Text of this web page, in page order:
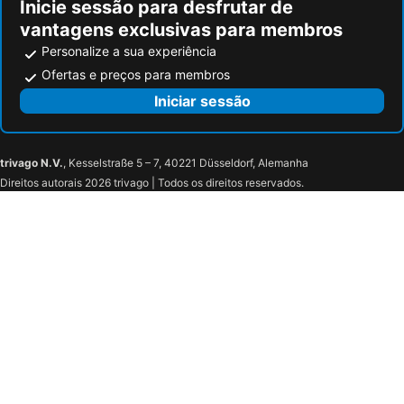
Inicie sessão para desfrutar de
vantagens exclusivas para membros
Personalize a sua experiência
Ofertas e preços para membros
Iniciar sessão
trivago N.V., Kesselstraße 5 – 7, 40221 Düsseldorf, Alemanha
Direitos autorais 2026 trivago | Todos os direitos reservados.